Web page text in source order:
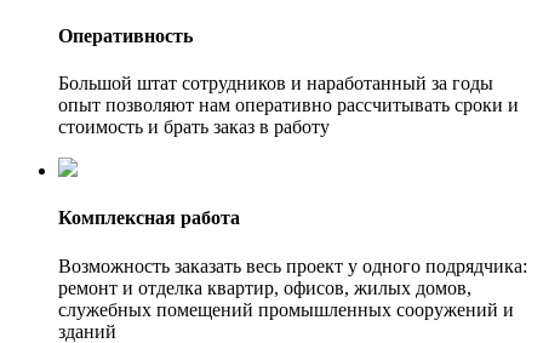
Оперативность
Большой штат сотрудников и наработанный за годы
опыт позволяют нам оперативно рассчитывать сроки и
стоимость и брать заказ в работу
Комплексная работа
Возможность заказать весь проект у одного подрядчика:
ремонт и отделка квартир, офисов, жилых домов,
служебных помещений промышленных сооружений и
зданий